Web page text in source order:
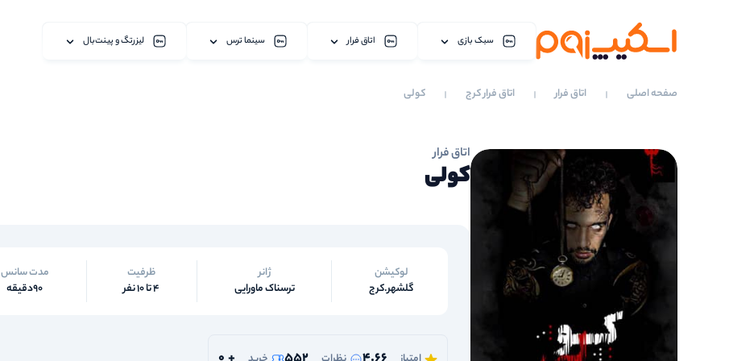
سبک بازی اتاق فرار سینما ترس لیزرتگ و پینت‌بال
صفحه اصلی اتاق فرار اتاق فرار کرج کولی
اتاق فرار
کولی
لوکیشن
گلشهر.کرج
ژانر
ترسناک ماورایی
ظرفیت
4 تا 10 نفر
مدت سانس
90دقیقه